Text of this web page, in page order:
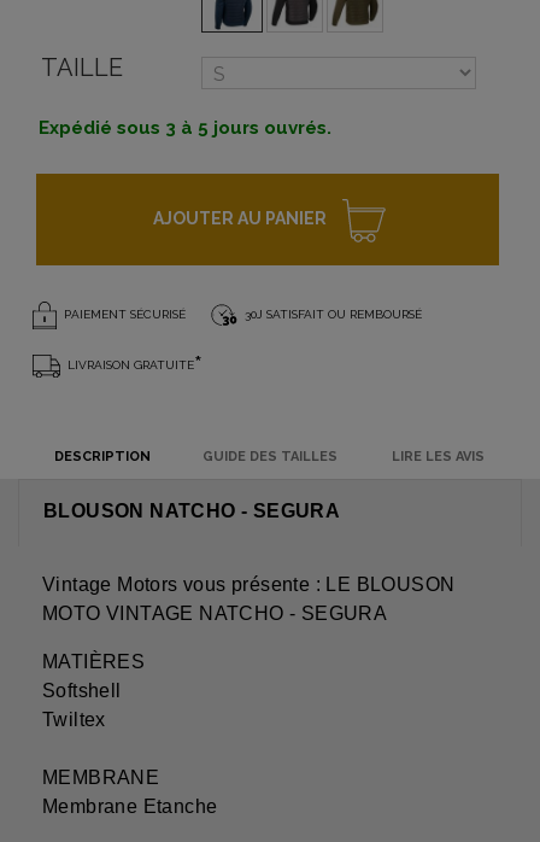
TAILLE
Expédié sous 3 à 5 jours ouvrés.
AJOUTER AU PANIER
PAIEMENT SÉCURISÉ 30J SATISFAIT OU REMBOURSÉ
LIVRAISON GRATUITE*
DESCRIPTION GUIDE DES TAILLES LIRE LES AVIS
BLOUSON NATCHO - SEGURA
Vintage Motors vous présente : LE BLOUSON
MOTO VINTAGE NATCHO - SEGURA
MATIÈRES
Softshell
Twiltex
MEMBRANE
Membrane Etanche